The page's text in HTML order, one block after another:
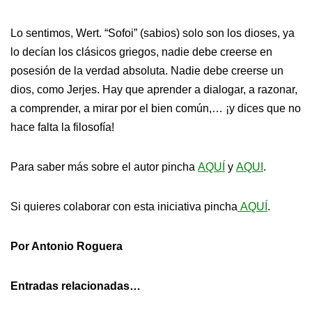
Lo sentimos, Wert. “Sofoi” (sabios) solo son los dioses, ya
lo decían los clásicos griegos, nadie debe creerse en
posesión de la verdad absoluta. Nadie debe creerse un
dios, como Jerjes. Hay que aprender a dialogar, a razonar,
a comprender, a mirar por el bien común,… ¡y dices que no
hace falta la filosofía!
Para saber más sobre el autor pincha AQUÍ y AQUI .
Si quieres colaborar con esta iniciativa pincha AQUÍ .
Por Antonio Roguera
Entradas relacionadas…